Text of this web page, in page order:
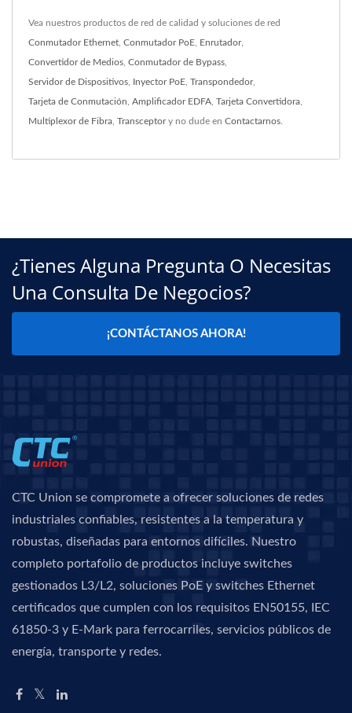
Vea nuestros productos de red de calidad y soluciones de red
Conmutador Ethernet Conmutador PoE Enrutador,
Convertidor de Medios Conmutador de Bypass
Servidor de Dispositivos Inyector PoE Transpondedor,
Tarjeta de Conmutación Amplificador EDFA Tarjeta Convertidora
Multiplexor de Fibra Transceptory no dude en Contactarnos
¿Tienes Alguna Pregunta O Necesitas
Una Consulta De Negocios?
¡CONTÁCTANOS AHORA!
CTC Union se compromete a ofrecer soluciones de redes
industriales confiables, resistentes a la temperatura y
robustas, diseñadas para entornos difíciles. Nuestro
completo portafolio de productos incluye switches
gestionados L3/L2, soluciones PoE y switches Ethernet
certificados que cumplen con los requisitos EN50155, IEC
61850-3 y E-Mark para ferrocarriles, servicios públicos de
energía, transporte y redes.